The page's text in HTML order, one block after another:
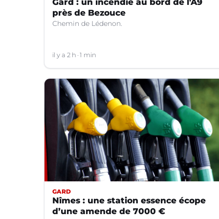
Gard : un incendie au bord de l'A9
près de Bezouce
Chemin de Lédenon.
il y a 2 h 1 min
GARD
Nîmes : une station essence écope
d’une amende de 7000 €